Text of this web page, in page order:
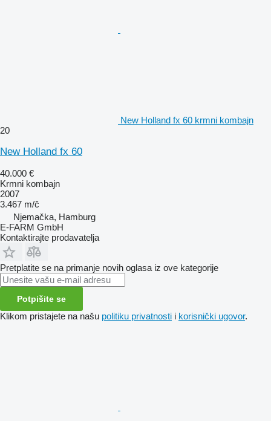
New Holland fx 60 krmni kombajn
20
New Holland fx 60
40.000 €
Krmni kombajn
2007
3.467 m/č
Njemačka, Hamburg
E-FARM GmbH
Kontaktirajte prodavatelja
Pretplatite se na primanje novih oglasa iz ove kategorije
Potpišite se
Klikom pristajete na našu politiku privatnosti i korisnički ugovor.